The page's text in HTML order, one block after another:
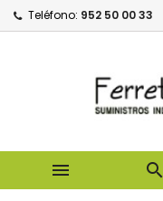
Teléfono: 952 50 00 33
 